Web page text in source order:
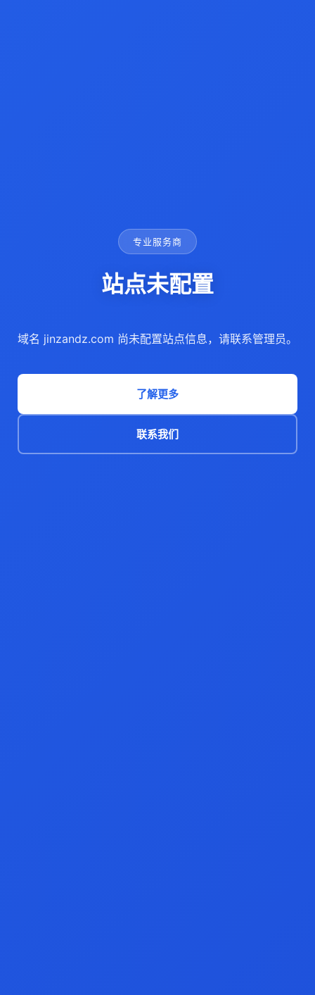
专业服务商
站点未配置
域名 jinzandz.com 尚未配置站点信息，请联系管理员。
了解更多
联系我们